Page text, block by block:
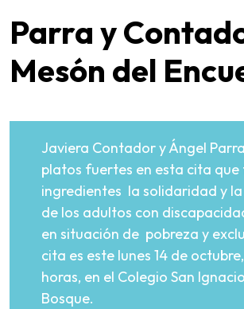
Parra y
Mesón del
Javiera Contador y Ángel
platos fuertes en esta cita que
ingredientes la solidaridad y la
de los adultos con
en situación de pobreza y
cita es este lunes 14 de
horas, en el Colegio San
Bosque.